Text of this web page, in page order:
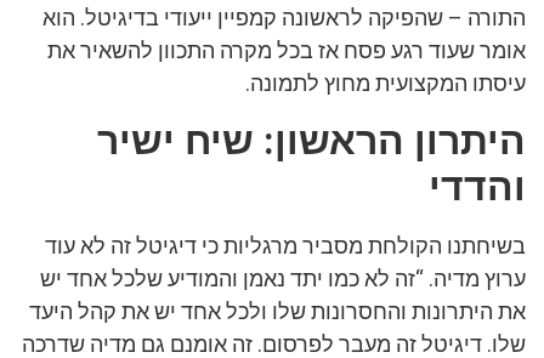
התורה – שהפיקה לראשונה קמפיין ייעודי בדיגיטל. הוא
אומר שעוד רגע פסח אז בכל מקרה התכוון להשאיר את
עיסתו המקצועית מחוץ לתמונה.
היתרון הראשון: שיח ישיר
והדדי
בשיחתנו הקולחת מסביר מרגליות כי דיגיטל זה לא עוד
ערוץ מדיה. “זה לא כמו יתד נאמן והמודיע שלכל אחד יש
את היתרונות והחסרונות שלו ולכל אחד יש את קהל היעד
שלו. דיגיטל זה מעבר לפרסום. זה אומנם גם מדיה שדרכה